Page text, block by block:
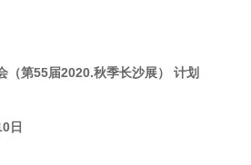
第55届2020.秋季长沙展） 计划
日